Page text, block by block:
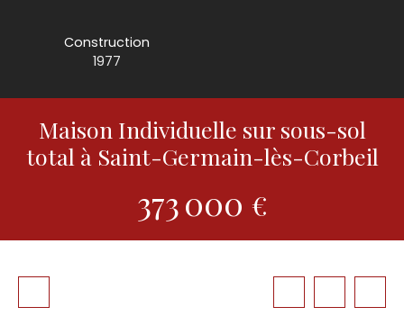
Construction
1977
Maison Individuelle sur sous-sol
total à Saint-Germain-lès-Corbeil
373 000 €